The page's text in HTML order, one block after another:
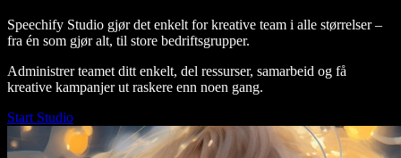
Speechify Studio gjør det enkelt for kreative team i alle størrelser –
fra én som gjør alt, til store bedriftsgrupper.
Administrer teamet ditt enkelt, del ressurser, samarbeid og få
kreative kampanjer ut raskere enn noen gang.
Start Studio